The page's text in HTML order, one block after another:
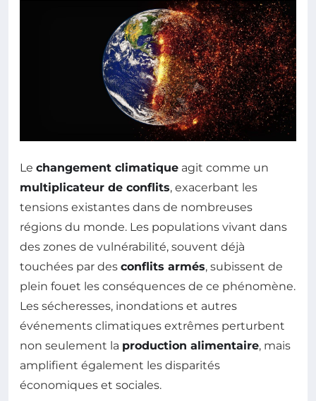
Le changement climatique agit comme un
multiplicateur de conflits, exacerbant les
tensions existantes dans de nombreuses
régions du monde. Les populations vivant dans
des zones de vulnérabilité, souvent déjà
touchées par des conflits armés, subissent de
plein fouet les conséquences de ce phénomène.
Les sécheresses, inondations et autres
événements climatiques extrêmes perturbent
non seulement la production alimentaire, mais
amplifient également les disparités
économiques et sociales.